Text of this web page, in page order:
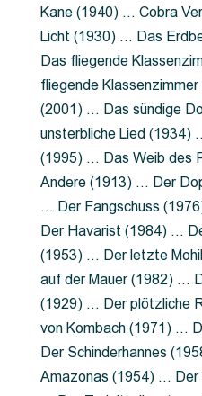
Kane (1940) … Cobra
Licht (1930) … Das
Das fliegende
fliegende
(2001) … Das sündige
unsterbliche Lied (1934)
(1995) … Das Weib des
Andere (1913) … Der
… Der Fangschuss
Der Havarist (1984) …
(1953) … Der letzte
auf der Mauer (1982) …
(1929) … Der plötzliche
von Kombach (1971) …
Der Schinderhannes
Amazonas (1954) … Der